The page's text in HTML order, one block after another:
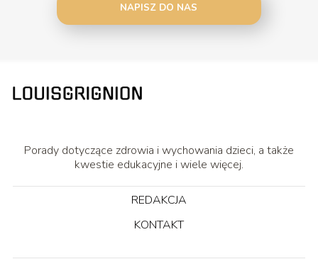
NAPISZ DO NAS
Porady dotyczące zdrowia i wychowania dzieci, a także
kwestie edukacyjne i wiele więcej.
REDAKCJA
KONTAKT